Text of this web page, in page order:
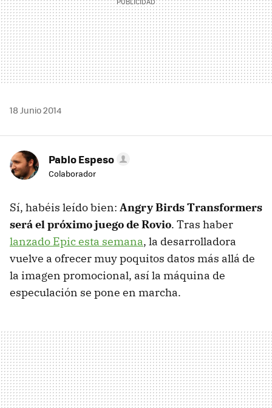
18 Junio 2014
Pablo Espeso
Colaborador
Sí, habéis leído bien: Angry Birds Transformers
será el próximo juego de Rovio. Tras haber
lanzado Epic esta semana, la desarrolladora
vuelve a ofrecer muy poquitos datos más allá de
la imagen promocional, así la máquina de
especulación se pone en marcha.